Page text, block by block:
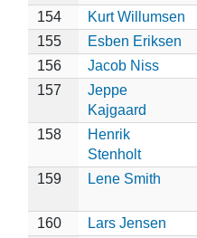
154 Kurt Willumsen
155
Esben Eriksen
156
Jacob Niss
157
Jeppe
Kajgaard
158
Henrik
Stenholt
159 Lene Smith
160 Lars Jensen